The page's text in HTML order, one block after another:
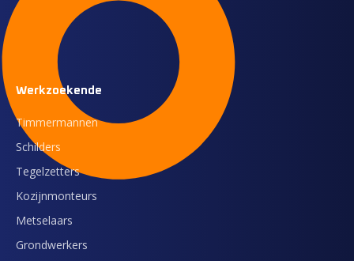
Werkzoekende
Timmermannen
Schilders
Tegelzetters
Kozijnmonteurs
Metselaars
Grondwerkers